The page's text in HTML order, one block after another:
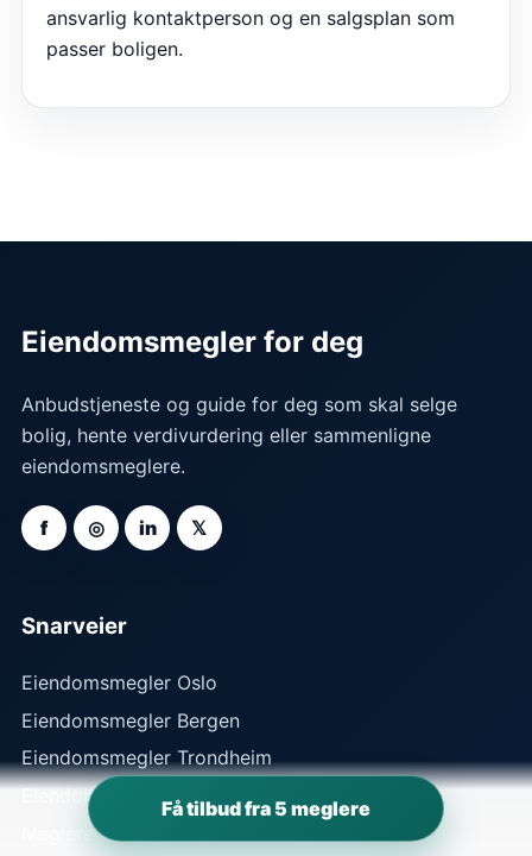
ansvarlig kontaktperson og en salgsplan som
passer boligen.
Få tilbud fra 5 meglere
Eiendomsmegler for deg
Anbudstjeneste og guide for deg som skal selge
bolig, hente verdivurdering eller sammenligne
eiendomsmeglere.
f ◎ in 𝕏
Snarveier
Eiendomsmegler Oslo
Eiendomsmegler Bergen
Eiendomsmegler Trondheim
Eiendomsmegler Stavanger
Meglere i din by